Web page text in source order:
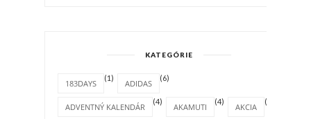
KATEGÓRIE
183DAYS
(1)
ADIDAS
(6)
ADVENTNÝ KALENDÁR
(4)
AKAMUTI
(4)
AKCIA
(1)